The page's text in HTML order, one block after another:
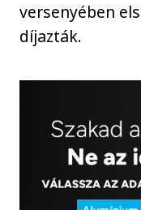
versenyében
díjazták.